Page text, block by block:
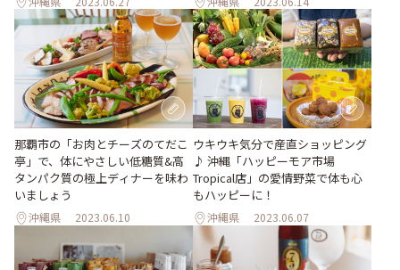
那覇市の「お肉とチーズのてだこ
亭」で、体にやさしい低糖質&高
タンパク質の極上ディナーを味わ
いましょう
沖縄県 2023.06.10
ウキウキ気分で産直ショッピング
♪ 沖縄「ハッピーモア市場
Tropical店」の愛情野菜で体も心
もハッピーに！
沖縄県 2023.06.07